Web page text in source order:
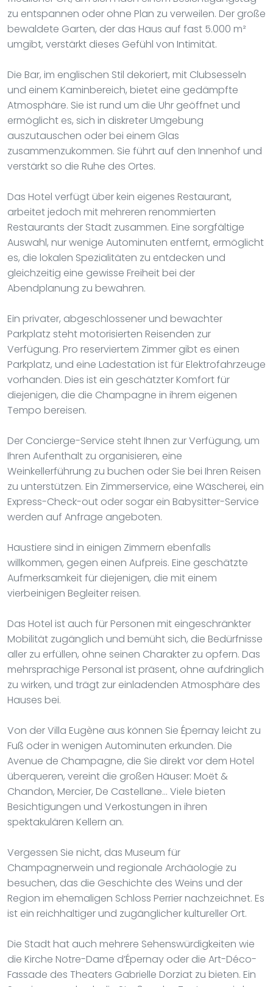
zu entspannen oder ohne Plan zu verweilen. Der große
bewaldete Garten, der das Haus auf fast 5.000 m²
umgibt, verstärkt dieses Gefühl von Intimität.
Die Bar, im englischen Stil dekoriert, mit Clubsesseln
und einem Kaminbereich, bietet eine gedämpfte
Atmosphäre. Sie ist rund um die Uhr geöffnet und
ermöglicht es, sich in diskreter Umgebung
auszutauschen oder bei einem Glas
zusammenzukommen. Sie führt auf den Innenhof und
verstärkt so die Ruhe des Ortes.
Das Hotel verfügt über kein eigenes Restaurant,
arbeitet jedoch mit mehreren renommierten
Restaurants der Stadt zusammen. Eine sorgfältige
Auswahl, nur wenige Autominuten entfernt, ermöglicht
es, die lokalen Spezialitäten zu entdecken und
gleichzeitig eine gewisse Freiheit bei der
Abendplanung zu bewahren.
Ein privater, abgeschlossener und bewachter
Parkplatz steht motorisierten Reisenden zur
Verfügung. Pro reserviertem Zimmer gibt es einen
Parkplatz, und eine Ladestation ist für Elektrofahrzeuge
vorhanden. Dies ist ein geschätzter Komfort für
diejenigen, die die Champagne in ihrem eigenen
Tempo bereisen.
Der Concierge-Service steht Ihnen zur Verfügung, um
Ihren Aufenthalt zu organisieren, eine
Weinkellerführung zu buchen oder Sie bei Ihren Reisen
zu unterstützen. Ein Zimmerservice, eine Wäscherei, ein
Express-Check-out oder sogar ein Babysitter-Service
werden auf Anfrage angeboten.
Haustiere sind in einigen Zimmern ebenfalls
willkommen, gegen einen Aufpreis. Eine geschätzte
Aufmerksamkeit für diejenigen, die mit einem
vierbeinigen Begleiter reisen.
Das Hotel ist auch für Personen mit eingeschränkter
Mobilität zugänglich und bemüht sich, die Bedürfnisse
aller zu erfüllen, ohne seinen Charakter zu opfern. Das
mehrsprachige Personal ist präsent, ohne aufdringlich
zu wirken, und trägt zur einladenden Atmosphäre des
Hauses bei.
Von der Villa Eugène aus können Sie Épernay leicht zu
Fuß oder in wenigen Autominuten erkunden. Die
Avenue de Champagne, die Sie direkt vor dem Hotel
überqueren, vereint die großen Häuser: Moët &
Chandon, Mercier, De Castellane… Viele bieten
Besichtigungen und Verkostungen in ihren
spektakulären Kellern an.
Vergessen Sie nicht, das Museum für
Champagnerwein und regionale Archäologie zu
besuchen, das die Geschichte des Weins und der
Region im ehemaligen Schloss Perrier nachzeichnet. Es
ist ein reichhaltiger und zugänglicher kultureller Ort.
Die Stadt hat auch mehrere Sehenswürdigkeiten wie
die Kirche Notre-Dame d’Épernay oder die Art-Déco-
Fassade des Theaters Gabrielle Dorziat zu bieten. Ein